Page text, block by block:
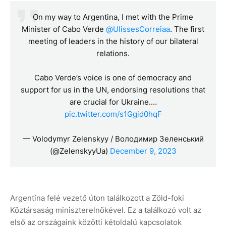
On my way to Argentina, I met with the Prime
Minister of Cabo Verde @UlissesCorreiaa. The first
meeting of leaders in the history of our bilateral
relations.
Cabo Verde’s voice is one of democracy and
support for us in the UN, endorsing resolutions that
are crucial for Ukraine.…
pic.twitter.com/s1Ggid0hqF
— Volodymyr Zelenskyy / Володимир Зеленський
(@ZelenskyyUa) December 9, 2023
Argentína felé vezető úton találkozott a Zöld-foki
Köztársaság miniszterelnökével. Ez a találkozó volt az
első az országaink közötti kétoldalú kapcsolatok